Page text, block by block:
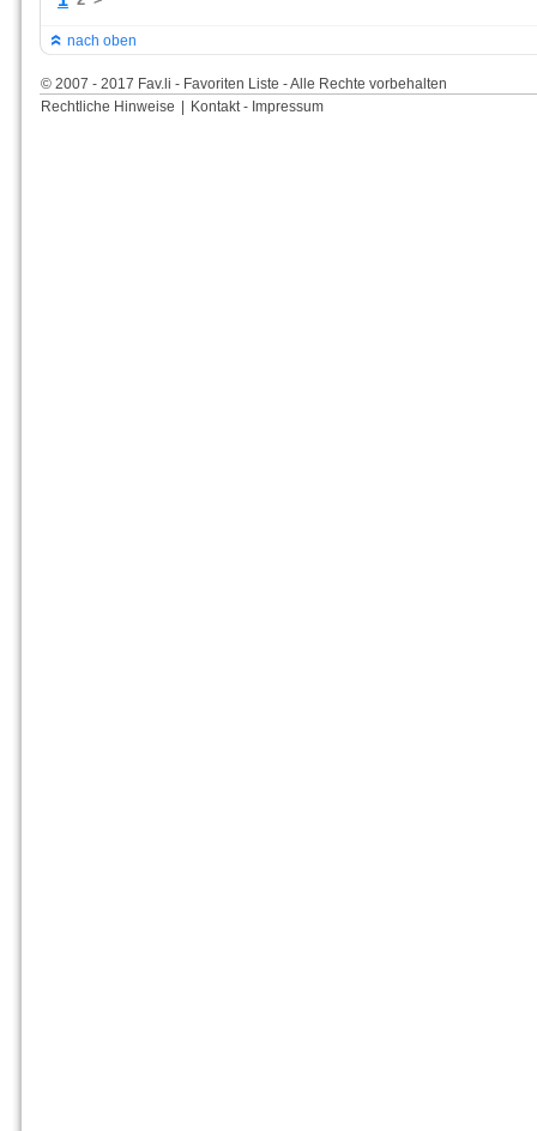
nach oben
© 2007 - 2017 Fav.li - Favoriten Liste - Alle Rechte vorbehalten
Rechtliche Hinweise
Kontakt - Impressum